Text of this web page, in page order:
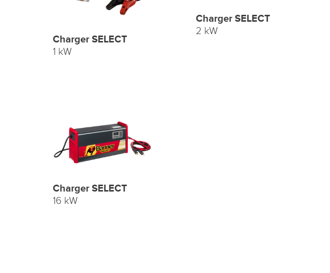
Charger SELECT
1 kW
Charger SELECT
2 kW
Charger SELECT
16 kW